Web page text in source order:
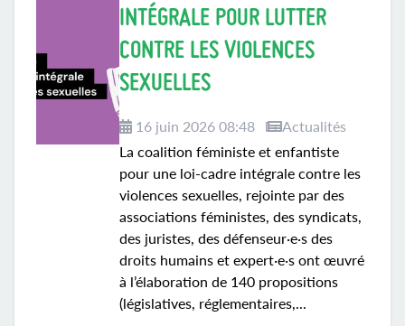
INTÉGRALE POUR LUTTER
CONTRE LES VIOLENCES
SEXUELLES
16 juin 2026 08:48
Actualités
La coalition féministe et enfantiste
pour une loi-cadre intégrale contre les
violences sexuelles, rejointe par des
associations féministes, des syndicats,
des juristes, des défenseur·e·s des
droits humains et expert·e·s ont œuvré
à l’élaboration de 140 propositions
(législatives, réglementaires,...